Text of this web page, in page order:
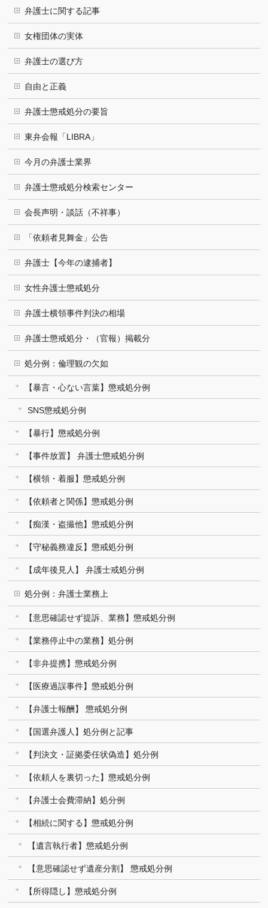
弁護士に関する記事
女権団体の実体
弁護士の選び方
自由と正義
弁護士懲戒処分の要旨
東弁会報「LIBRA」
今月の弁護士業界
弁護士懲戒処分検索センター
会長声明・談話（不祥事）
「依頼者見舞金」公告
弁護士【今年の逮捕者】
女性弁護士懲戒処分
弁護士横領事件判決の相場
弁護士懲戒処分・（官報）掲載分
処分例：倫理観の欠如
【暴言・心ない言葉】懲戒処分例
SNS懲戒処分例
【暴行】懲戒処分例
【事件放置】 弁護士懲戒処分例
【横領・着服】懲戒処分例
【依頼者と関係】懲戒処分例
【痴漢・盗撮他】懲戒処分例
【守秘義務違反】懲戒処分例
【成年後見人】 弁護士戒処分例
処分例：弁護士業務上
【意思確認せず提訴、業務】懲戒処分例
【業務停止中の業務】処分例
【非弁提携】懲戒処分例
【医療過誤事件】懲戒処分例
【弁護士報酬】 懲戒処分例
【国選弁護人】処分例と記事
【判決文・証拠委任状偽造】処分例
【依頼人を裏切った】懲戒処分例
【弁護士会費滞納】処分例
【相続に関する】懲戒処分例
【遺言執行者】懲戒処分例
【意思確認せず遺産分割】 懲戒処分例
【所得隠し】懲戒処分例